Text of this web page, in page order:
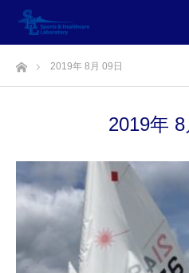
ホーム2019年 8月 09日
2019年 8